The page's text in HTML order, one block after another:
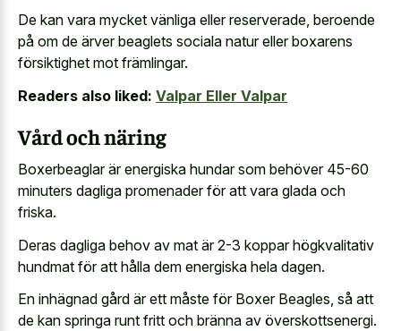
De kan vara mycket vänliga eller reserverade, beroende
på om de ärver beaglets sociala natur eller boxarens
försiktighet mot främlingar.
Readers also liked: Valpar Eller Valpar
Vård och näring
Boxerbeaglar är energiska hundar som behöver 45-60
minuters dagliga promenader för att vara glada och
friska.
Deras dagliga behov av mat är 2-3 koppar högkvalitativ
hundmat för att hålla dem energiska hela dagen.
En inhägnad gård är ett måste för Boxer Beagles, så att
de kan springa runt fritt och bränna av överskottsenergi.